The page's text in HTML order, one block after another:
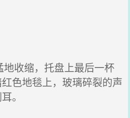
收缩，托盘上最后一杯
色地毯上，玻璃碎裂的声
。